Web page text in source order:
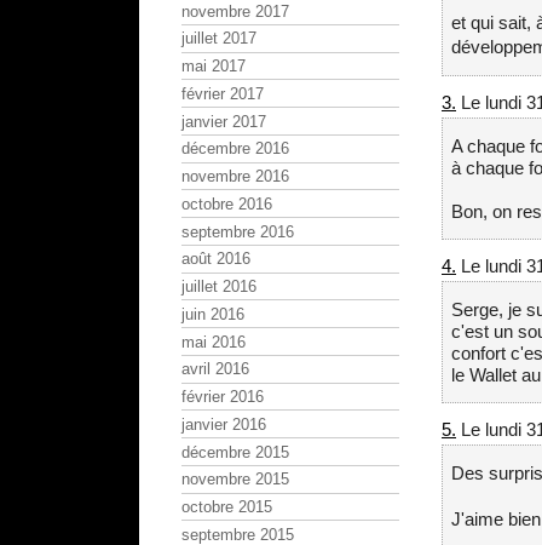
et qui sait,
3. Le lundi
A chaque
à chaque
Bon, on
4. Le lundi
Serge, je
c'est un
confort
le Wallet
5. Le lundi
Des
J'aime
novembre 2017
juillet 2017
mai 2017
février 2017
janvier 2017
décembre 2016
novembre 2016
octobre 2016
septembre 2016
août 2016
juillet 2016
juin 2016
mai 2016
avril 2016
février 2016
janvier 2016
décembre 2015
novembre 2015
octobre 2015
septembre 2015